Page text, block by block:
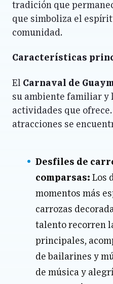
tradición que
que simboliza el
comunidad.
Características
El Carnaval de
su ambiente familiar y
actividades que
atracciones se
Desfiles de
comparsas: Los
momentos más
carrozas
talento recorren
principales,
de bailarines y
de música y